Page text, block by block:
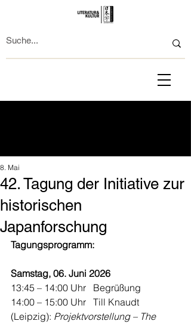
42. Tagung der Initiative zur
historischen
Japanforschung
8. Mai
Tagungsprogramm:
Samstag, 06. Juni 2026
13:45 – 14:00 Uhr   Begrüßung
14:00 – 15:00 Uhr   Till Knaudt
(Leipzig): Projektvorstellung – The